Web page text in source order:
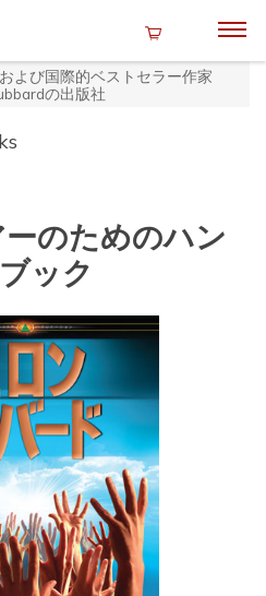
および国際的ベストセラー作家
の出版社
のためのハン
ック